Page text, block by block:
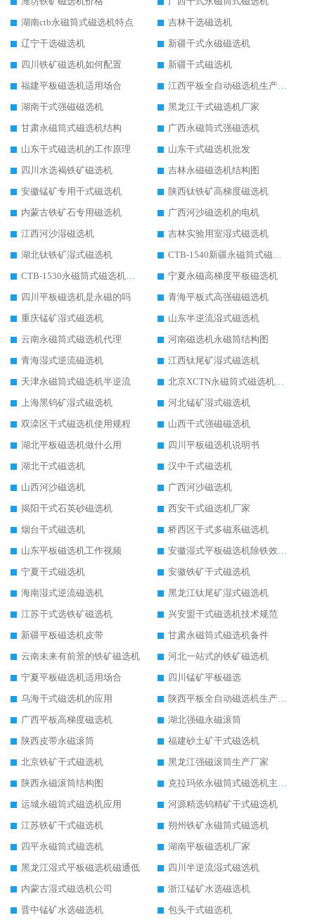
湖南ctb永磁筒式磁选机特点
吉林干选磁选机
辽宁干选磁选机
新疆干式永磁磁选机
四川铁矿磁选机如何配置
新疆干式磁选机
福建平板磁选机适用场合
江西平板全自动磁选机生产厂家
湖南干式强磁磁选机
黑龙江干式磁选机厂家
甘肃永磁筒式磁选机结构
广西永磁筒式强磁选机
山东干式磁选机的工作原理
山东干式磁选机批发
四川水选褐铁矿磁选机
吉林永磁磁选机结构图
安徽锰矿专用干式磁选机
陕西钛铁矿高梯度磁选机
内蒙古铁矿石专用磁选机
广西河沙磁选机的电机
江西河沙湿磁选机
吉林实验用室湿式磁选机
湖北钛铁矿湿式磁选机
CTB-1540新疆永磁筒式磁选机
CTB-1530永磁筒式磁选机代理商
宁夏永磁高梯度平板磁选机
四川平板磁选机是永磁的吗
青海平板式高强磁磁选机
重庆锰矿湿式磁选机
山东半逆流湿式磁选机
云南永磁筒式磁选机代理
河南磁选机永磁筒结构图
青海湿式逆流磁选机
江西钛尾矿湿式磁选机
天津永磁筒式磁选机半逆流
北京XCTN永磁筒式磁选机磁块位置
上海黑钨矿湿式磁选机
河北锰矿湿式磁选机
双滦区干式磁选机使用规程
山西干式强磁磁选机
湖北平板磁选机做什么用
四川平板磁选机说明书
湖北干式磁选机
汉中干式磁选机
山西河沙磁选机
广西河沙磁选机
揭阳干式石英砂磁选机
西安干式磁选机厂家
烟台干式磁选机
桥西区干式多磁系磁选机
山东平板磁选机工作视频
安徽湿式平板磁选机除铁效果怎么样
宁夏干式磁选机
安徽铁矿干式磁选机
海南湿式逆流磁选机
黑龙江钛尾矿湿式磁选机
江苏干式选铁矿磁选机
兴安盟干式磁选机技术规范
新疆平板磁选机皮带
甘肃永磁筒式磁选机备件
云南未来有前景的铁矿磁选机
河北一站式的铁矿磁选机
宁夏平板磁选机适用场合
四川锰矿平板磁选
乌海干式磁选机的应用
陕西平板全自动磁选机生产厂家
广西平板高梯度磁选机
湖北强磁永磁滚筒
陕西皮带永磁滚筒
福建砂土矿干式磁选机
北京铁矿干式磁选机
黑龙江强磁滚筒生产厂家
陕西永磁滚筒结构图
克拉玛依永磁筒式磁选机主要技术参数
运城永磁筒式磁选机应用
河源精选钨精矿干式磁选机
江苏铁矿干式磁选机
朔州铁矿永磁筒式磁选机
四平永磁筒式磁选机
湖南平板磁选机厂家
黑龙江湿式平板磁选机磁通低
四川半逆流湿式磁选机
内蒙古湿式磁选机公司
浙江锰矿水选磁选机
晋中锰矿水选磁选机
包头干式磁选机